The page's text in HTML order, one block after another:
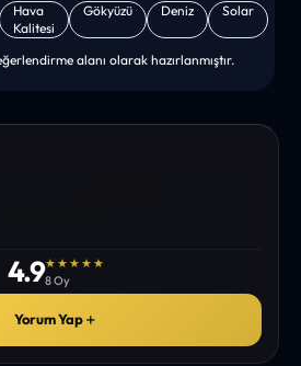
Hava
Kalitesi
Gökyüzü Deniz Solar
alanı olarak hazırlanmıştır.
4.9★★★★★
8 Oy
Yorum Yap＋